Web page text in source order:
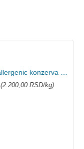
(2.200,00 RSD/kg)